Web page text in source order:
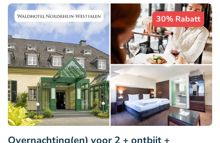
30% Rabatt
Overnachting(en) voor 2 + ontbijt +